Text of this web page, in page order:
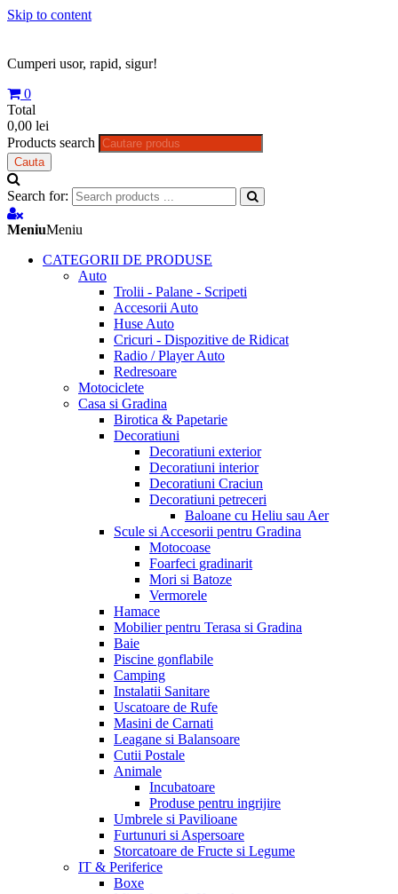
Skip to content
Cumperi usor, rapid, sigur!
0
Total
0,00 lei
Products search
Cauta
Search for:
MeniuMeniu
CATEGORII DE PRODUSE
Auto
Trolii - Palane - Scripeti
Accesorii Auto
Huse Auto
Cricuri - Dispozitive de Ridicat
Radio / Player Auto
Redresoare
Motociclete
Casa si Gradina
Birotica & Papetarie
Decoratiuni
Decoratiuni exterior
Decoratiuni interior
Decoratiuni Craciun
Decoratiuni petreceri
Baloane cu Heliu sau Aer
Scule si Accesorii pentru Gradina
Motocoase
Foarfeci gradinarit
Mori si Batoze
Vermorele
Hamace
Mobilier pentru Terasa si Gradina
Baie
Piscine gonflabile
Camping
Instalatii Sanitare
Uscatoare de Rufe
Masini de Carnati
Leagane si Balansoare
Cutii Postale
Animale
Incubatoare
Produse pentru ingrijire
Umbrele si Pavilioane
Furtunuri si Aspersoare
Storcatoare de Fructe si Legume
IT & Periferice
Boxe